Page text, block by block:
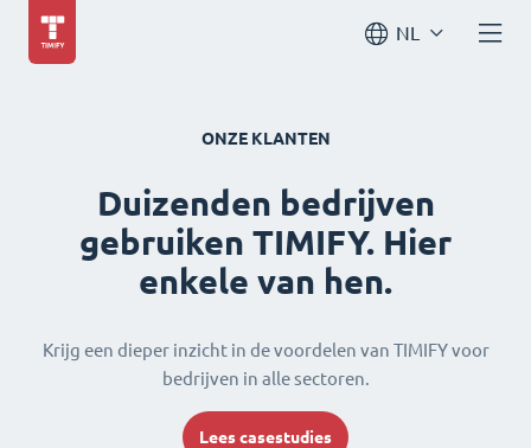
NL
ONZE KLANTEN
Duizenden bedrijven
gebruiken TIMIFY. Hier
enkele van hen.
Krijg een dieper inzicht in de voordelen van TIMIFY voor
bedrijven in alle sectoren.
Lees casestudies